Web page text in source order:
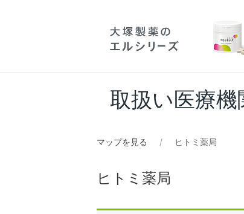
取扱い医療機
マップを見る ヒトミ薬局
ヒトミ薬局